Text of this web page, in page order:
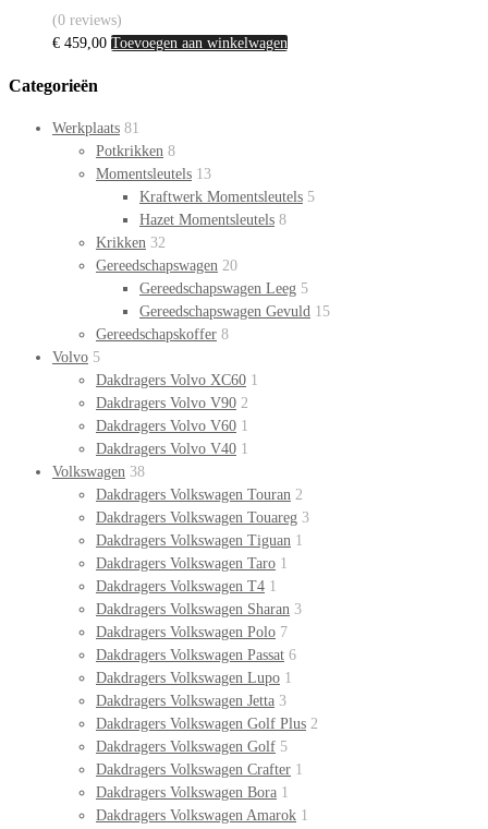
(0 reviews)
€ 459,00 Toevoegen aan winkelwagen
Categorieën
Werkplaats 81
Potkrikken 8
Momentsleutels 13
Kraftwerk Momentsleutels 5
Hazet Momentsleutels 8
Krikken 32
Gereedschapswagen 20
Gereedschapswagen Leeg 5
Gereedschapswagen Gevuld 15
Gereedschapskoffer 8
Volvo 5
Dakdragers Volvo XC60 1
Dakdragers Volvo V90 2
Dakdragers Volvo V60 1
Dakdragers Volvo V40 1
Volkswagen 38
Dakdragers Volkswagen Touran 2
Dakdragers Volkswagen Touareg 3
Dakdragers Volkswagen Tiguan 1
Dakdragers Volkswagen Taro 1
Dakdragers Volkswagen T4 1
Dakdragers Volkswagen Sharan 3
Dakdragers Volkswagen Polo 7
Dakdragers Volkswagen Passat 6
Dakdragers Volkswagen Lupo 1
Dakdragers Volkswagen Jetta 3
Dakdragers Volkswagen Golf Plus 2
Dakdragers Volkswagen Golf 5
Dakdragers Volkswagen Crafter 1
Dakdragers Volkswagen Bora 1
Dakdragers Volkswagen Amarok 1